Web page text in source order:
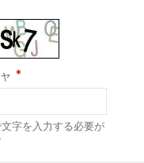
*
字を入力する必要が